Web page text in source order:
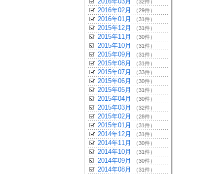
（32件）
2016年02月 （29件）
2016年01月 （31件）
2015年12月 （31件）
2015年11月 （30件）
2015年10月 （31件）
2015年09月 （31件）
2015年08月 （31件）
2015年07月 （33件）
2015年06月 （30件）
2015年05月 （31件）
2015年04月 （30件）
2015年03月 （32件）
2015年02月 （28件）
2015年01月 （31件）
2014年12月 （31件）
2014年11月 （30件）
2014年10月 （31件）
2014年09月 （30件）
2014年08月 （31件）